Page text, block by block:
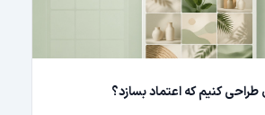
کنیم که اعتماد بسازد؟